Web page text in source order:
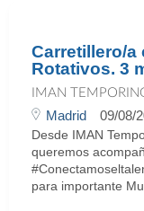
Carretillero/a
Rotativos. 3
IMAN
Madrid 09/08/
Desde IMAN
queremos
para importante